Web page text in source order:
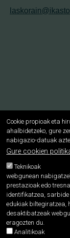
Cookie propioak eta
ahalbidetzeko, gure
nabigazio-datuak
Gure cookien
Teknikoak
webgunean
prestazioak edo
identifikatzea,
edukiak biltegiratzea,
desaktibatzeak
eragozten du.
Analitikoak